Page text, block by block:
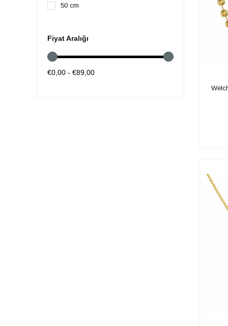
50 cm
60 cm
70 cm
Fiyat Aralığı
€0,00 - €89,00